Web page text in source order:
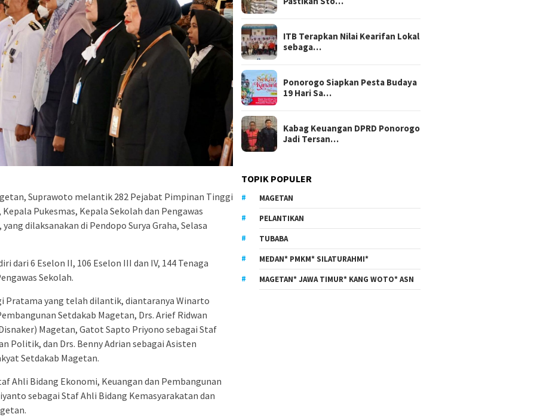
Suprawoto melantik 282 Pejabat Pimpinan Tinggi
Pukesmas, Kepala Sekolah dan Pengawas
dilaksanakan di Pendopo Surya Graha, Selasa
dari 6 Eselon II, 106 Eselon III dan IV, 144 Tenaga
Sekolah.
Pratama yang telah dilantik, diantaranya Winarto
Setdakab Magetan, Drs. Arief Ridwan
Magetan, Gatot Sapto Priyono sebagai Staf
Politik, dan Drs. Benny Adrian sebagai Asisten
Setdakab Magetan.
Ahli Bidang Ekonomi, Keuangan dan Pembangunan
sebagai Staf Ahli Bidang Kemasyarakatan dan
ITB Terapkan Nilai Kearifan Lokal
sebaga…
Ponorogo Siapkan Pesta Budaya
19 Hari Sa…
Kabag Keuangan DPRD Ponorogo
Jadi Tersan…
TOPIK POPULER
MAGETAN
PELANTIKAN
TUBABA
MEDAN* PMKM* SILATURAHMI*
MAGETAN* JAWA TIMUR* KANG WOTO* ASN